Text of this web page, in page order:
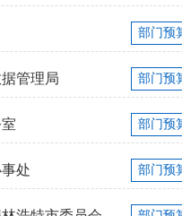
部门预
管理局 部门预
部门预
处 部门预